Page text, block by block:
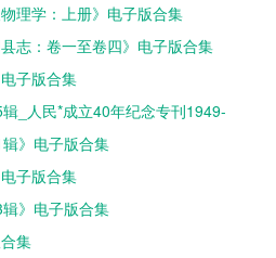
理学：上册》电子版合集
志：卷一至卷四》电子版合集
子版合集
_人民*成立40年纪念专刊1949-
》电子版合集
子版合集
》电子版合集
集